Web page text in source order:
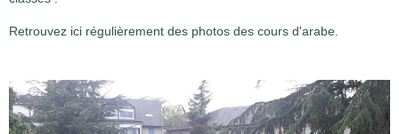
Retrouvez ici régulièrement des photos des cours d'arabe.